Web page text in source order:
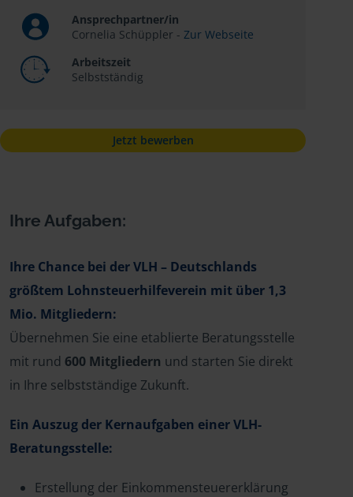
Ansprechpartner/in
Cornelia Schüppler - Zur Webseite
Arbeitszeit
Selbstständig
Jetzt bewerben
Ihre Aufgaben:
Ihre Chance bei der VLH – Deutschlands
größtem Lohnsteuerhilfeverein mit über 1,3
Mio. Mitgliedern:
Übernehmen Sie eine etablierte Beratungsstelle
mit rund 600 Mitgliedern und starten Sie direkt
in Ihre selbstständige Zukunft.
Ein Auszug der Kernaufgaben einer VLH-
Beratungsstelle:
Erstellung der Einkommensteuererklärung